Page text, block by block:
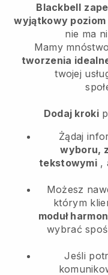
Blackbell
wyjątkowy
nie ma
Mamy mnóstwo
tworzenia
twojej
Dodaj kroki
Żądaj
wyboru,
tekstowymi ,
Możesz
którym
moduł
wybrać
Jeśli